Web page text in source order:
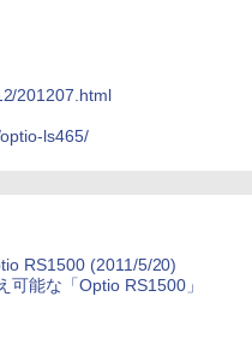
201207.html
ls465/
RS1500 (2011/5/20)
能な「Optio RS1500」